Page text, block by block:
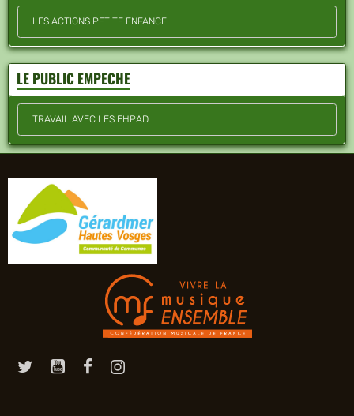
LES ACTIONS PETITE ENFANCE
LE PUBLIC EMPECHE
TRAVAIL AVEC LES EHPAD